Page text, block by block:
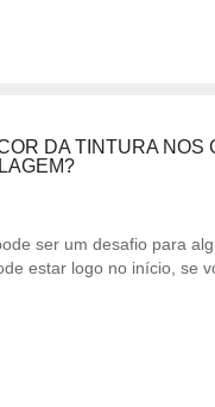
DA TINTURA NOS
ser um desafio para
estar logo no início, se